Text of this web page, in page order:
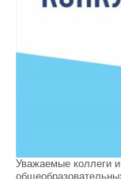
Уважаемые коллеги